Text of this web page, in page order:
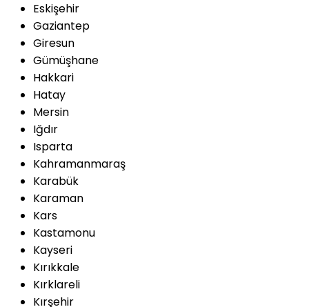
Eskişehir
Gaziantep
Giresun
Gümüşhane
Hakkari
Hatay
Mersin
Iğdır
Isparta
Kahramanmaraş
Karabük
Karaman
Kars
Kastamonu
Kayseri
Kırıkkale
Kırklareli
Kırşehir